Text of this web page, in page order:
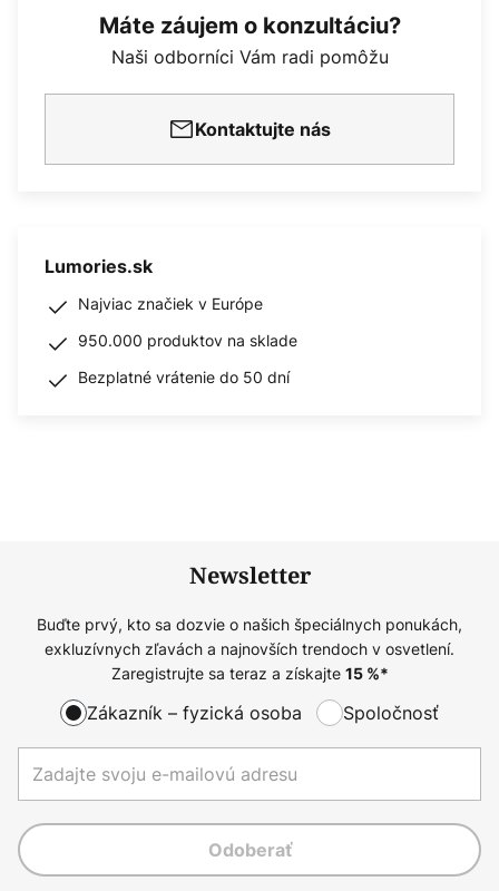
Máte záujem o konzultáciu?
Naši odborníci Vám radi pomôžu
Kontaktujte nás
Lumories.sk
Najviac značiek v Európe
950.000 produktov na sklade
Bezplatné vrátenie do 50 dní
Newsletter
Buďte prvý, kto sa dozvie o našich špeciálnych ponukách,
exkluzívnych zľavách a najnovších trendoch v osvetlení.
Zaregistrujte sa teraz a získajte 15%*
Zákazník – fyzická osoba Spoločnosť
Odoberať